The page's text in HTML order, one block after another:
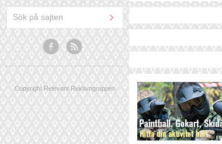
Copyright Relevant Reklamgruppen